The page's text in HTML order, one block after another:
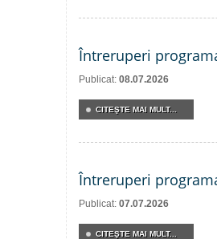
Întreruperi
Publicat: 08.07.2026
CITEŞTE MAI MULT...
Întreruperi
Publicat: 07.07.2026
CITEŞTE MAI MULT...